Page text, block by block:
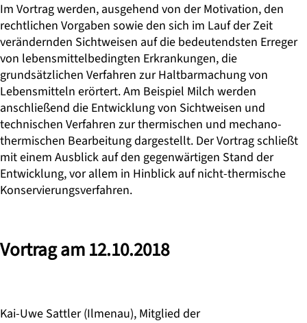
Im Vortrag werden, ausgehend von der Motivation, den
rechtlichen Vorgaben sowie den sich im Lauf der Zeit
verändernden Sichtweisen auf die bedeutendsten Erreger
von lebensmittelbedingten Erkrankungen, die
grundsätzlichen Verfahren zur Haltbarmachung von
Lebensmitteln erörtert. Am Beispiel Milch werden
anschließend die Entwicklung von Sichtweisen und
technischen Verfahren zur thermischen und mechano-
thermischen Bearbeitung dargestellt. Der Vortrag schließt
mit einem Ausblick auf den gegenwärtigen Stand der
Entwicklung, vor allem in Hinblick auf nicht-thermische
Konservierungsverfahren.
Vortrag am 12.10.2018
Kai-Uwe Sattler (Ilmenau), Mitglied der